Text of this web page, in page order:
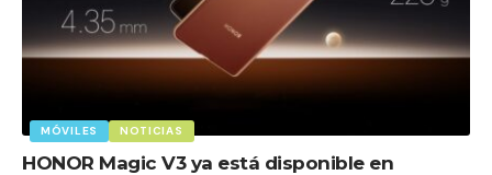
MÓVILES NOTICIAS
HONOR Magic V3 ya está disponible en